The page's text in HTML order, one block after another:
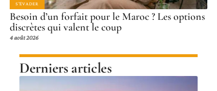
S'ÉVADER
Besoin d’un forfait pour le Maroc ? Les options
discrètes qui valent le coup
4 août 2026
Derniers articles